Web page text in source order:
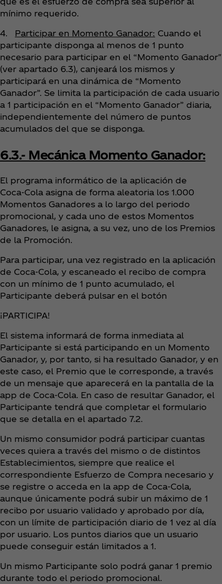
mínimo requerido.
4. Participar en Momento Ganador: Cuando el
participante disponga al menos de 1 punto
necesario para participar en el “Momento Ganador"
(ver apartado 6.3), canjeará los mismos y
participará en una dinámica de “Momento
Ganador”. Se limita la participación de cada usuario
a 1 participación en el “Momento Ganador” diaria,
independientemente del número de puntos
acumulados del que se disponga.
6.3.- Mecánica Momento Ganador:
El programa informático de la aplicación de
Coca‑Cola asigna de forma aleatoria los 1.000
Momentos Ganadores a lo largo del periodo
promocional, y cada uno de estos Momentos
Ganadores, le asigna, a su vez, uno de los Premios
de la Promoción.
Para participar, una vez registrado en la aplicación
de Coca‑Cola, y escaneado el recibo de compra
con un mínimo de 1 punto acumulado, el
Participante deberá pulsar en el botón
¡PARTICIPA!
El sistema informará de forma inmediata al
Participante si está participando en un Momento
Ganador, y, por tanto, si ha resultado Ganador, y en
este caso, el Premio que le corresponde, a través
de un mensaje que aparecerá en la pantalla de la
app de Coca‑Cola. En caso de resultar Ganador, el
Participante tendrá que completar el formulario
que se detalla en el apartado 7.2.
Un mismo consumidor podrá participar cuantas
veces quiera a través del mismo o de distintos
Establecimientos, siempre que realice el
correspondiente Esfuerzo de Compra necesario y
se registre o acceda en la app de Coca‑Cola,
aunque únicamente podrá subir un máximo de 1
recibo por usuario validado y aprobado por día,
con un límite de participación diario de 1 vez al día
por usuario. Los puntos diarios que un usuario
puede conseguir están limitados a 1.
Un mismo Participante solo podrá ganar 1 premio
durante todo el periodo promocional.